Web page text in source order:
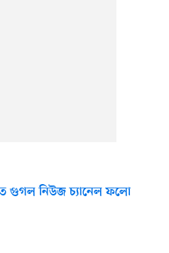
গুগল নিউজ চ্যানেল ফলো